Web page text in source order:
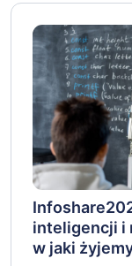
inteligencji i
w jaki